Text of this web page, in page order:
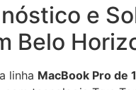
e
Belo
linha MacBook Pro de